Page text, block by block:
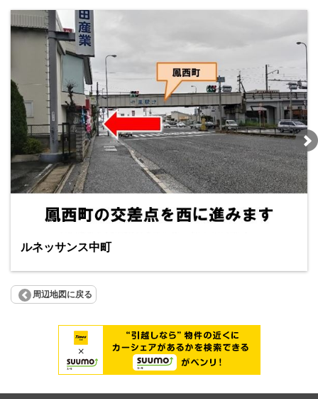
ルネッサンス中町
周辺地図に戻る